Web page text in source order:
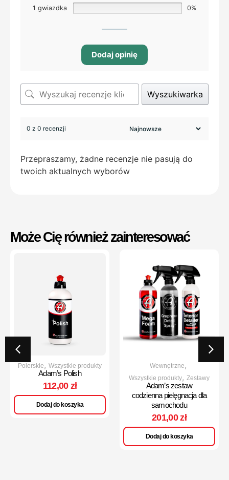
1 gwiazdka
0%
Dodaj opinię
Wyszukiwarka
0 z 0 recenzji
Przepraszamy, żadne recenzje nie pasują do
twoich aktualnych wyborów
Może Cię również zainteresować
Polerskie , Wszystkie produkty
Adam’s Polish
112,00 zł
Dodaj do koszyka
Wewnętrzne ,
Wszystkie produkty, Zestawy
Adam’s zestaw
codzienna pielęgnacja dla
samochodu
201,00zł
Dodaj do koszyka